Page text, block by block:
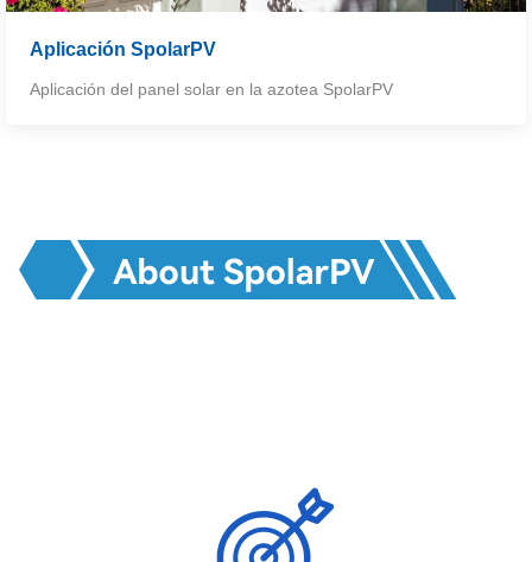
Aplicación SpolarPV
Aplicación del panel solar en la azotea SpolarPV